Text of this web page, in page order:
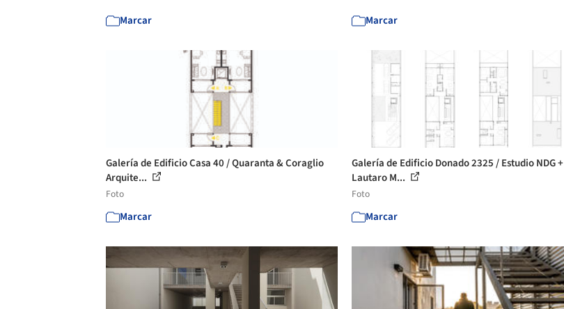
Marcar Marcar
Galería de Edificio Casa 40 / Quaranta & Coraglio
Arquite...
Foto
Marcar
Galería de Edificio Donado 2325 / Estudio NDG +
Lautaro M...
Foto
Marcar